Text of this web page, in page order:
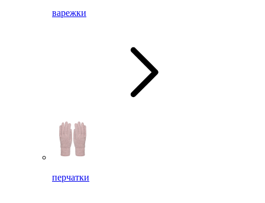
варежки
перчатки